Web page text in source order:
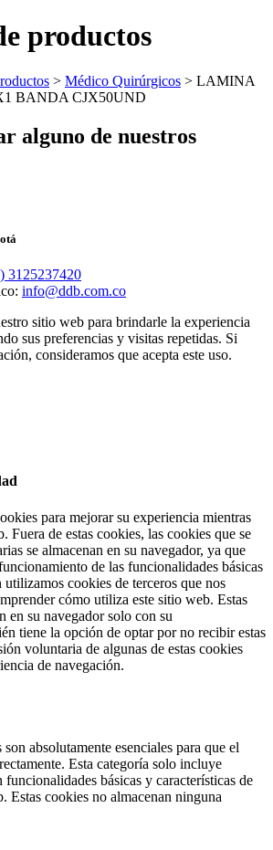
productos
> Médico Quirúrgicos > LAMINA
BANDA CJX50UND
alguno de nuestros
3125237420
info@ddb.com.co
sitio web para brindarle la experiencia
sus preferencias y visitas repetidas. Si
consideramos que acepta este uso.
para mejorar su experiencia mientras
Fuera de estas cookies, las cookies que se
se almacenan en su navegador, ya que
de las funcionalidades básicas
cookies de terceros que nos
cómo utiliza este sitio web. Estas
en su navegador solo con su
tiene la opción de optar por no recibir estas
voluntaria de algunas de estas cookies
de navegación.
absolutamente esenciales para que el
Esta categoría solo incluye
funcionalidades básicas y características de
Estas cookies no almacenan ninguna